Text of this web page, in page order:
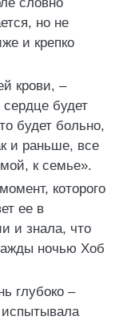
но не
и крепко
крови, –
будет
будет больно,
и раньше, все
к семье».
которого
ее в
и знала, что
ночью Хоб
глубоко –